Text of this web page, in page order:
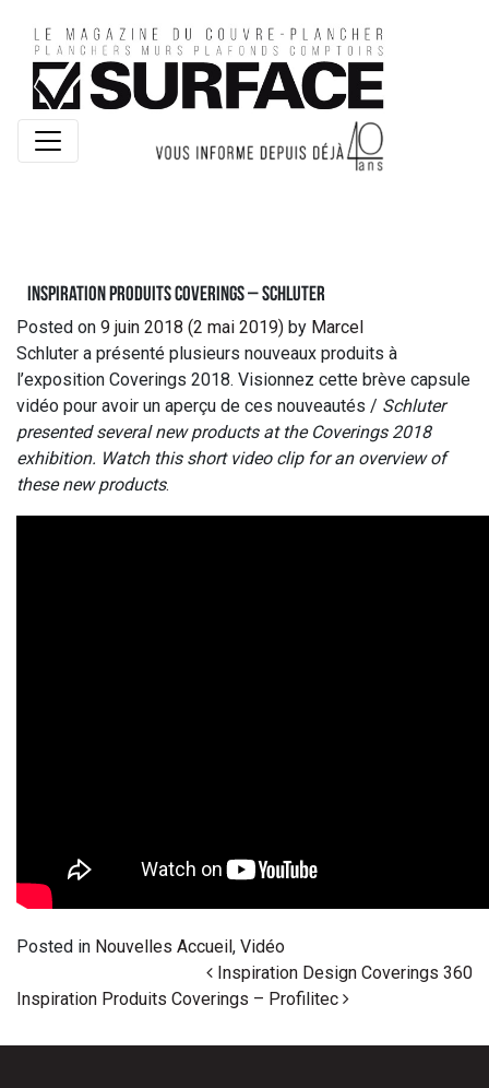
Inspiration Produits Coverings – Schluter
Posted on 9 juin 2018 (2 mai 2019) by Marcel
Schluter a présenté plusieurs nouveaux produits à
l’exposition Coverings 2018. Visionnez cette brève capsule
vidéo pour avoir un aperçu de ces nouveautés / Schluter
presented several new products at the Coverings 2018
exhibition. Watch this short video clip for an overview of
these new products.
Posted in Nouvelles Accueil , Vidéo
Inspiration Design Coverings 360
Inspiration Produits Coverings – Profilitec